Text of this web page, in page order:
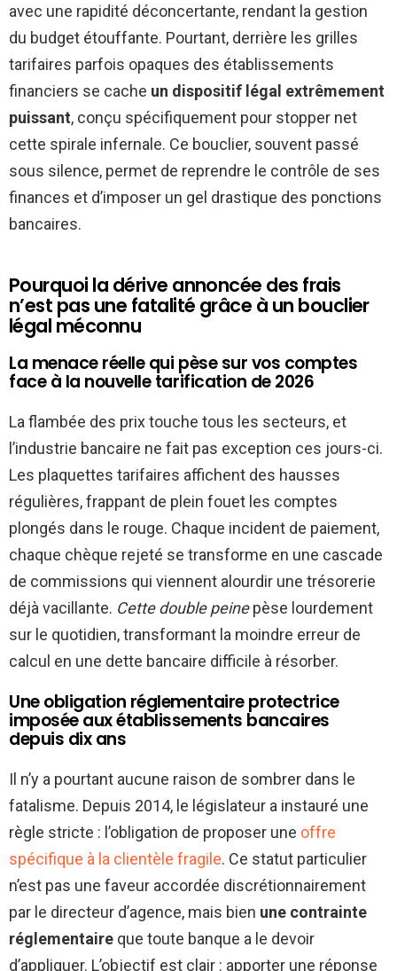
avec une rapidité déconcertante, rendant la gestion
du budget étouffante. Pourtant, derrière les grilles
tarifaires parfois opaques des établissements
financiers se cache un dispositif légal extrêmement
puissant, conçu spécifiquement pour stopper net
cette spirale infernale. Ce bouclier, souvent passé
sous silence, permet de reprendre le contrôle de ses
finances et d’imposer un gel drastique des ponctions
bancaires.
Pourquoi la dérive annoncée des frais
n’est pas une fatalité grâce à un bouclier
légal méconnu
La menace réelle qui pèse sur vos comptes
face à la nouvelle tarification de 2026
La flambée des prix touche tous les secteurs, et
l’industrie bancaire ne fait pas exception ces jours-ci.
Les plaquettes tarifaires affichent des hausses
régulières, frappant de plein fouet les comptes
plongés dans le rouge. Chaque incident de paiement,
chaque chèque rejeté se transforme en une cascade
de commissions qui viennent alourdir une trésorerie
déjà vacillante. Cette double peinepèse lourdement
sur le quotidien, transformant la moindre erreur de
calcul en une dette bancaire difficile à résorber.
Une obligation réglementaire protectrice
imposée aux établissements bancaires
depuis dix ans
Il n’y a pourtant aucune raison de sombrer dans le
fatalisme. Depuis 2014, le législateur a instauré une
règle stricte : l’obligation de proposer une offre
spécifique à la clientèle fragile. Ce statut particulier
n’est pas une faveur accordée discrétionnairement
par le directeur d’agence, mais bien une contrainte
réglementaire que toute banque a le devoir
d’appliquer. L’objectif est clair : apporter une réponse